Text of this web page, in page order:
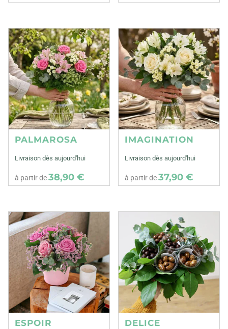
PALMAROSA
Livraison dès aujourd'hui
à partir de38,90 €
IMAGINATION
Livraison dès aujourd'hui
à partir de37,90 €
ESPOIR
DELICE